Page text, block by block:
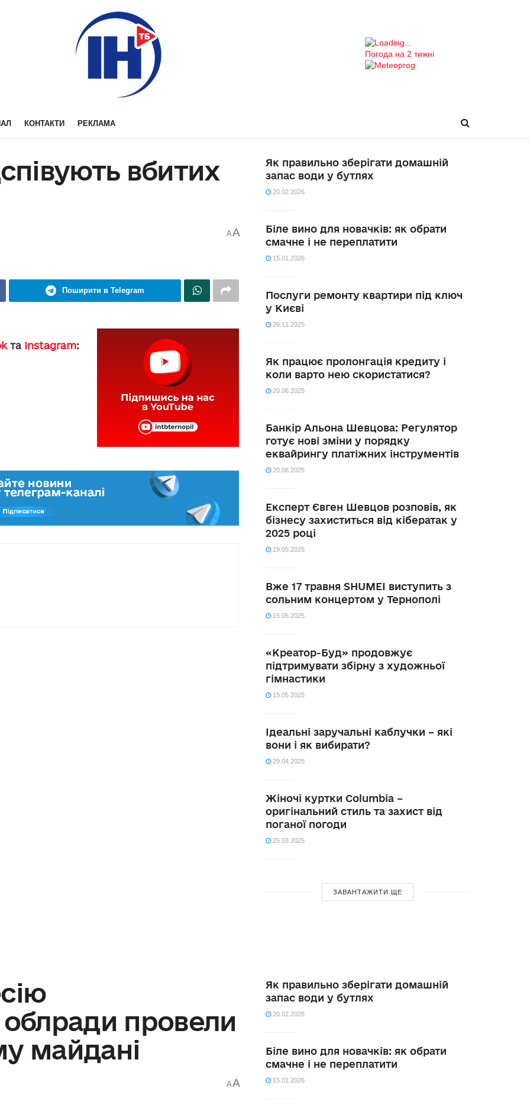
Погода на 2 тижні
КОНТАКТИ РЕКЛАМА
вбитих
AA
Поширити в Telegram
та Instagram:
Як правильно зберігати домашній
запас води у бутлях
20.02.2026
Біле вино для новачків: як обрати
смачне і не переплатити
15.01.2026
Послуги ремонту квартири під ключ
у Києві
26.11.2025
Як працює пролонгація кредиту і
коли варто нею скористатися?
20.06.2025
Банкір Альона Шевцова: Регулятор
готує нові зміни у порядку
еквайрингу платіжних інструментів
20.06.2025
Експерт Євген Шевцов розповів, як
бізнесу захиститься від кібератак у
2025 році
19.05.2025
Вже 17 травня SHUMEI виступить з
сольним концертом у Тернополі
15.05.2025
«Креатор-Буд» продовжує
підтримувати збірну з художньої
гімнастики
15.05.2025
Ідеальні заручальні каблучки – які
вони і як вибирати?
29.04.2025
Жіночі куртки Columbia –
оригінальний стиль та захист від
поганої погоди
25.03.2025
ЗАВАНТАЖИТИ ЩЕ
облради провели
майдані
AA
Як правильно зберігати домашній
запас води у бутлях
20.02.2026
Біле вино для новачків: як обрати
смачне і не переплатити
15.01.2026